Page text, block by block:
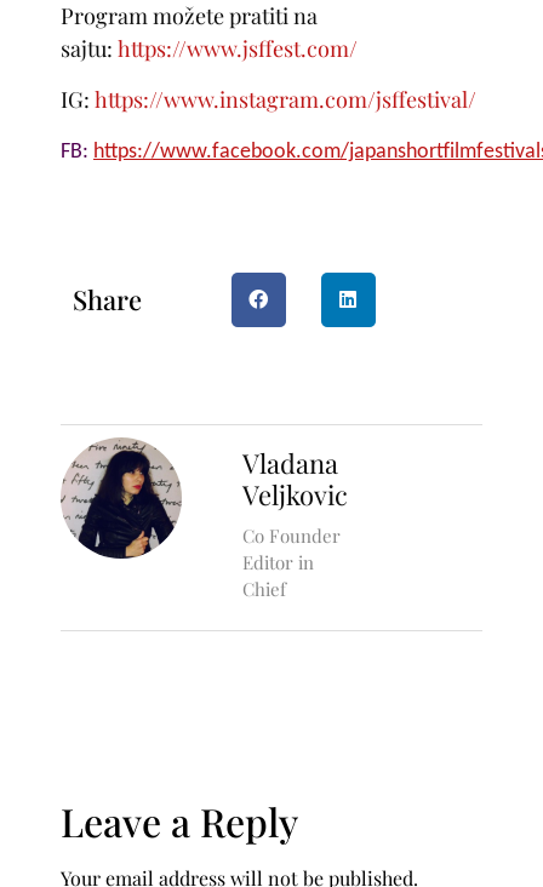
Program možete pratiti na
sajtu: https://www.jsffest.com/
IG: https://www.instagram.com/jsffestival/
FB: https://www.facebook.com/
Share
Vladana
Veljkovic
Co Founder
Editor in
Chief
Leave a Reply
Your email address will not be published.